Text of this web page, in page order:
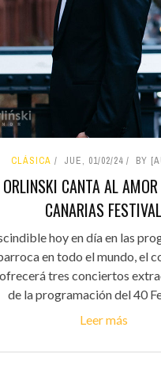
CLÁSICA JUE, 01/02/24 BY
CANTA AL
CANARIAS FESTIVAL
hoy en día en las
en todo el mundo, el
tres conciertos
de la programación del 40
Leer más